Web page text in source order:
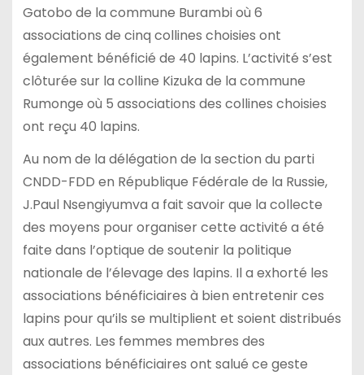
Gatobo de la commune Burambi où 6
associations de cinq collines choisies ont
également bénéficié de 40 lapins. L’activité s’est
clôturée sur la colline Kizuka de la commune
Rumonge où 5 associations des collines choisies
ont reçu 40 lapins.
Au nom de la délégation de la section du parti
CNDD-FDD en République Fédérale de la Russie,
J.Paul Nsengiyumva a fait savoir que la collecte
des moyens pour organiser cette activité a été
faite dans l’optique de soutenir la politique
nationale de l’élevage des lapins. Il a exhorté les
associations bénéficiaires à bien entretenir ces
lapins pour qu’ils se multiplient et soient distribués
aux autres. Les femmes membres des
associations bénéficiaires ont salué ce geste